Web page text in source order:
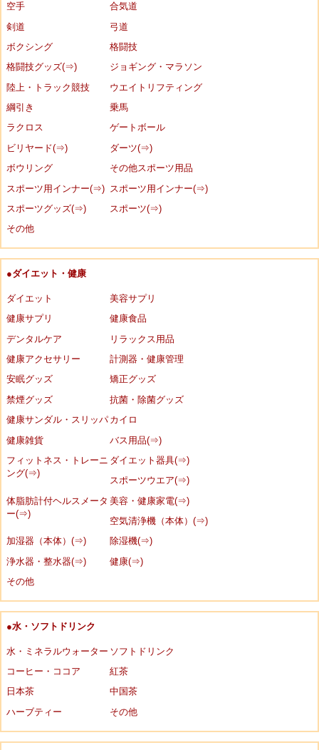
空手
合気道
剣道
弓道
ボクシング
格闘技
格闘技グッズ(⇒)
ジョギング・マラソン
陸上・トラック競技
ウエイトリフティング
綱引き
乗馬
ラクロス
ゲートボール
ビリヤード(⇒)
ダーツ(⇒)
ボウリング
その他スポーツ用品
スポーツ用インナー(⇒)
スポーツ用インナー(⇒)
スポーツグッズ(⇒)
スポーツ(⇒)
その他
●ダイエット・健康
ダイエット
美容サプリ
健康サプリ
健康食品
デンタルケア
リラックス用品
健康アクセサリー
計測器・健康管理
安眠グッズ
矯正グッズ
禁煙グッズ
抗菌・除菌グッズ
健康サンダル・スリッパ カイロ
健康雑貨
バス用品(⇒)
フィットネス・トレーニ
ング(⇒)
ダイエット器具(⇒)
スポーツウエア(⇒)
体脂肪計付ヘルスメータ
ー(⇒)
美容・健康家電(⇒)
空気清浄機（本体）(⇒)
加湿器（本体）(⇒)
除湿機(⇒)
浄水器・整水器(⇒)
健康(⇒)
その他
●水・ソフトドリンク
水・ミネラルウォーター ソフトドリンク
コーヒー・ココア
紅茶
日本茶
中国茶
ハーブティー
その他